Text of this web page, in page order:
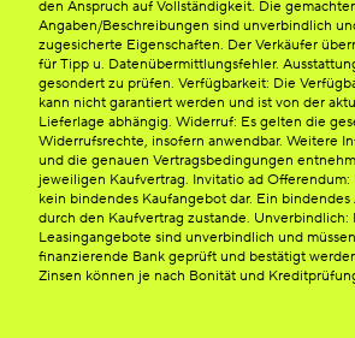
den Anspruch auf Vollständigkeit. Die
Angaben/Beschreibungen sind unverbindlich
zugesicherte Eigenschaften. Der Verkäufer
für Tipp u. Datenübermittlungsfehler.
gesondert zu prüfen. Verfügbarkeit: Die
kann nicht garantiert werden und ist von der
Lieferlage abhängig. Widerruf: Es gelten die
Widerrufsrechte, insofern anwendbar. Weitere
und die genauen Vertragsbedingungen
jeweiligen Kaufvertrag. Invitatio ad
kein bindendes Kaufangebot dar. Ein
durch den Kaufvertrag zustande. Unverbindlich:
Leasingangebote sind unverbindlich und
finanzierende Bank geprüft und bestätigt
Zinsen können je nach Bonität und